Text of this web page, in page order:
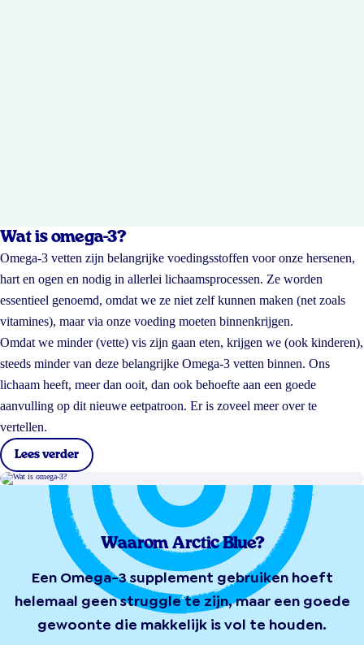
Wat is omega-3?
Omega-3 vetten zijn belangrijke voedingsstoffen voor onze hersenen,
hart en ogen en nodig in allerlei lichaamsprocessen. Ze worden
essentieel genoemd, omdat we ze niet zelf kunnen maken (net zoals
vitamines), maar via onze voeding moeten binnenkrijgen.
Omdat we minder (vette) vis zijn gaan eten, krijgen we (ook kinderen),
steeds minder van deze belangrijke Omega-3 vetten binnen. Ons
lichaam heeft, meer dan ooit, dan ook behoefte aan een goede
aanvulling op dit nieuwe eetpatroon. Er is zoveel meer over te
vertellen.
Lees verder
Waarom Arctic Blue?
Een Omega-3 supplement gebruiken hoeft
helemaal geen struggle te zijn, maar een goede
gewoonte die makkelijk is vol te houden.